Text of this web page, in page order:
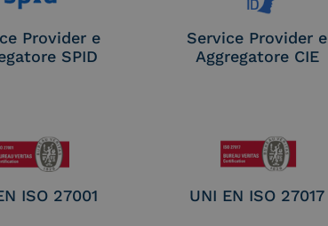
Provider e
SPID
Service Provider e
Aggregatore CIE
ISO 27001 UNI EN ISO 27017